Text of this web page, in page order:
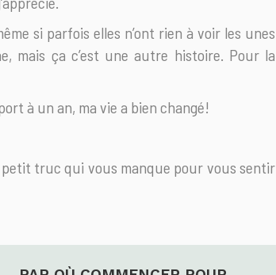
si parfois elles n’ont rien à voir les unes
mais ça c’est une autre histoire. Pour la
à un an, ma vie a bien changé!
truc qui vous manque pour vous sentir